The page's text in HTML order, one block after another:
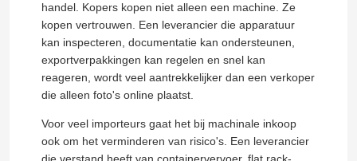
handel. Kopers kopen niet alleen een machine. Ze
kopen vertrouwen. Een leverancier die apparatuur
kan inspecteren, documentatie kan ondersteunen,
exportverpakkingen kan regelen en snel kan
reageren, wordt veel aantrekkelijker dan een verkoper
die alleen foto's online plaatst.
Voor veel importeurs gaat het bij machinale inkoop
ook om het verminderen van risico's. Een leverancier